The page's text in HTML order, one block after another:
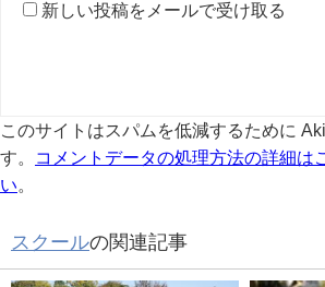
新しい投稿をメールで受け取る
このサイトはスパムを低減するために
す。
コメントデータの処理方法の詳細は
い。
スクールの関連記事